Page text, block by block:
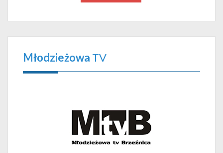
Młodzieżowa TV